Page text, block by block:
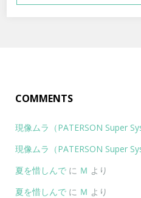
COMMENTS
現像ムラ（PATERSON Super
現像ムラ（PATERSON Super
夏を惜しんで に Ｍ より
夏を惜しんで に Ｍ より